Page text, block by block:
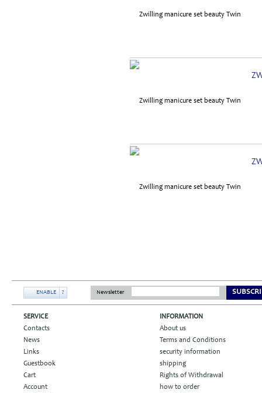
ENABLE ? Newsletter
SERVICE
Contacts
News
Links
Guestbook
Cart
Account
INFORMATION
About us
Terms and Conditions
security information
shipping
Rights of Withdrawal
how to order